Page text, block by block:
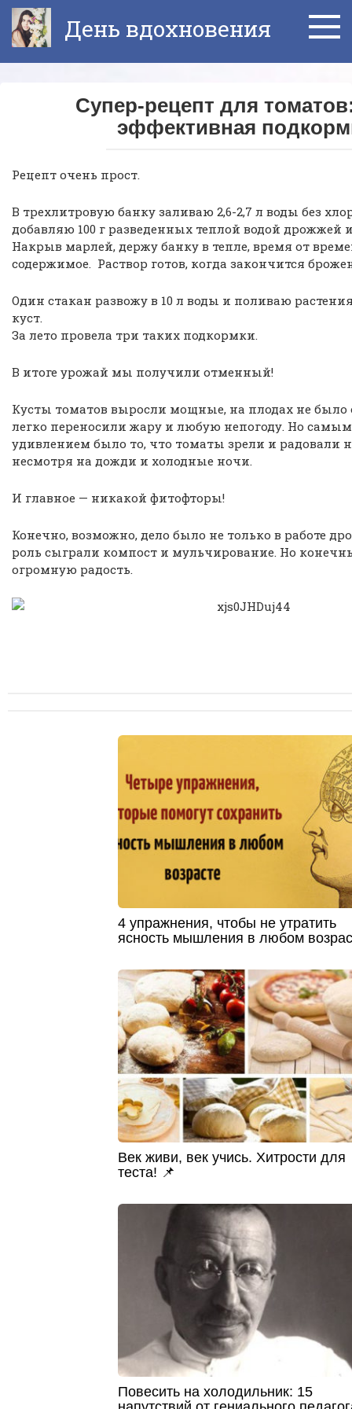
Перейти
контенту
День вдохновения
Супер-рецепт для
эффективная
Рецепт очень прост.
В трехлитровую банку заливаю 2,6-2,7 л воды без
добавляю 100 г разведенных теплой водой дрожжей и
Накрыв марлей, держу банку в тепле, время от
содержимое. Раствор готов, когда закончится
Один стакан развожу в 10 л воды и поливаю
куст.
За лето провела три таких подкормки.
В итоге урожай мы получили отменный!
Кусты томатов выросли мощные, на плодах не было
легко переносили жару и любую непогоду. Но
удивлением было то, что томаты зрели и радовали
несмотря на дожди и холодные ночи.
И главное — никакой фитофторы!
Конечно, возможно, дело было не только в работе
роль сыграли компост и мульчирование. Но
огромную радость.
4 упражнения, чтобы не утратить
ясность мышления в любом
Век живи, век учись. Хитрости для
теста! 📌
Повесить на холодильник: 15